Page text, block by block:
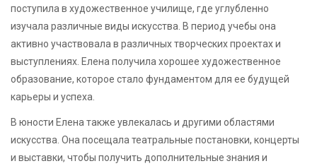
поступила в художественное училище, где углубленно
изучала различные виды искусства. В период учебы она
активно участвовала в различных творческих проектах и
выступлениях. Елена получила хорошее художественное
образование, которое стало фундаментом для ее будущей
карьеры и успеха.
В юности Елена также увлекалась и другими областями
искусства. Она посещала театральные постановки, концерты
и выставки, чтобы получить дополнительные знания и